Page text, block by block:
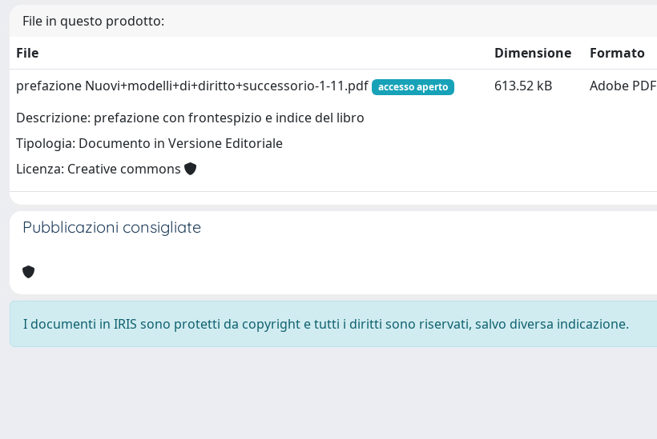
File in questo prodotto:
File
Dimensione
Formato
prefazione Nuovi+modelli+di+diritto+successorio-1-11.pdf
accesso aperto
Descrizione: prefazione con frontespizio e indice del libro
Tipologia: Documento in Versione Editoriale
Licenza: Creative commons
613.52 kB Adobe PDF
Pubblicazioni consigliate
I documenti in IRIS sono protetti da copyright e tutti i diritti sono riservati, salvo diversa indicazione.